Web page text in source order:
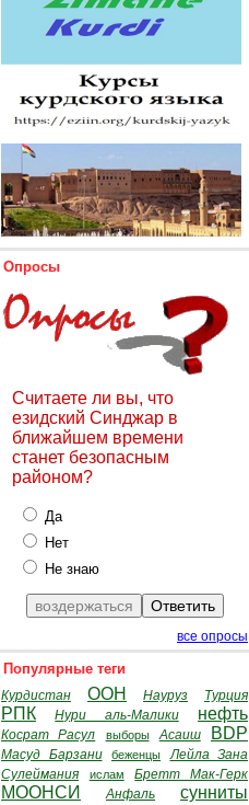
Опросы
Считаете ли вы, что
езидский Синджар в
ближайшем времени
станет безопасным
районом?
Да
Нет
Не знаю
все опросы
Популярные теги
Курдистан ООН Науруз Турция
РПК Нури аль-Малики нефть
Косрат Расул выборы Асаиш BDP
Масуд Барзани беженцы
Лейла Зана
Сулеймания
ислам Бретт Мак-Герк
МООНСИ Анфаль сунниты